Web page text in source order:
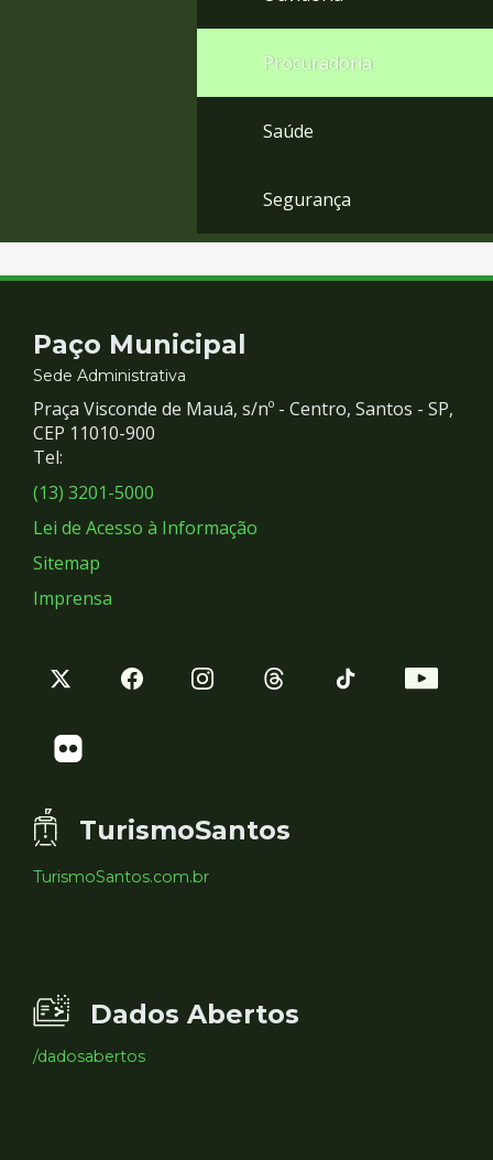
Procuradoria
Saúde
Segurança
Contato
e
Redes
Sociais
Paço Municipal
Sede Administrativa
Praça Visconde de Mauá, s/nº - Centro, Santos - SP,
CEP 11010-900
Tel:
(13) 3201-5000
Lei de Acesso à Informação
Sitemap
Imprensa
TurismoSantos
TurismoSantos.com.br
Dados Abertos
/dadosabertos